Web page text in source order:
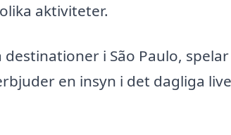
aktiviteter.
i São Paulo,
en insyn i det dagliga